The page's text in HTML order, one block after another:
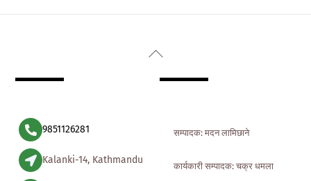
Back
9851126281
Kalanki-14, Kathmandu
सम्पादक: मदन लामिछाने
कार्यकारी सम्पादक: चक्र धमला